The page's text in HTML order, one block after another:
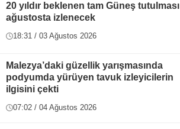
20 yıldır beklenen tam Güneş tutulması
ağustosta izlenecek
18:31 / 03 Ağustos 2026
Malezya’daki güzellik yarışmasında
podyumda yürüyen tavuk izleyicilerin
ilgisini çekti
07:02 / 04 Ağustos 2026